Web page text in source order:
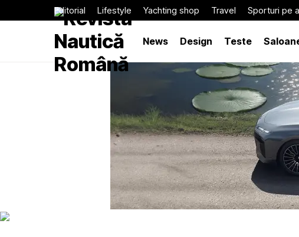
Editorial Lifestyle Yachting shop Travel Sporturi pe
News Design Teste